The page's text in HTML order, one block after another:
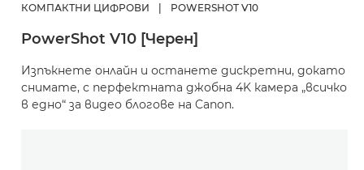
КОМПАКТНИ ЦИФРОВИ POWERSHOT V10
PowerShot V10 [Черен]
Изпъкнете онлайн и останете дискретни, докато
снимате, с перфектната джобна 4K камера „всичко
в едно“ за видео блогове на Canon.